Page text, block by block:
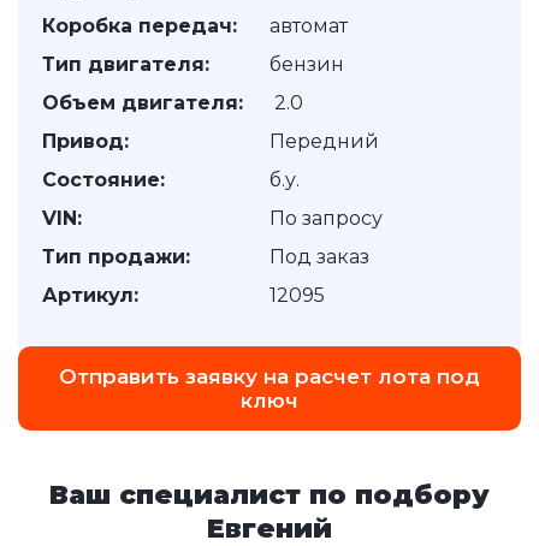
Коробка передач:
автомат
Тип двигателя:
бензин
Объем двигателя:
2.0
Привод:
Передний
Состояние:
б.у.
VIN:
По запросу
Тип продажи:
Под заказ
Артикул:
12095
Отправить заявку на расчет лота под
ключ
Ваш специалист по подбору
Евгений